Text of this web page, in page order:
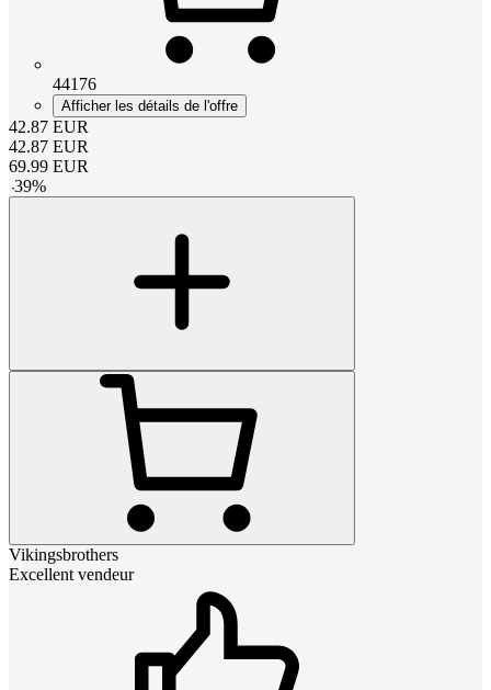
44176
Afficher les détails de l'offre
42.87 EUR
42.87 EUR
69.99 EUR
-39%
Vikingsbrothers
Excellent vendeur